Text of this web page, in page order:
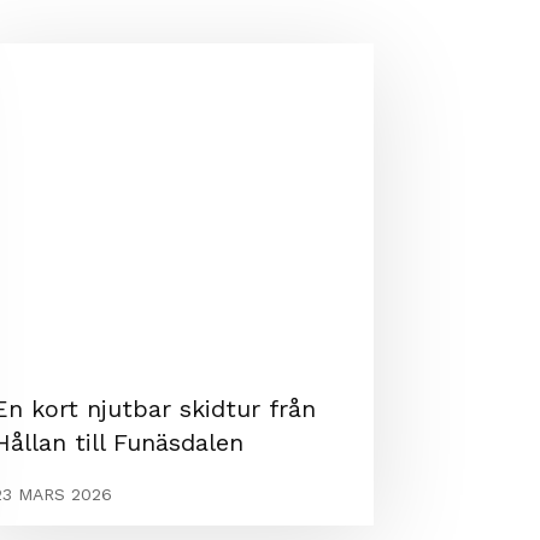
kort njutbar skidtur från
till Funäsdalen
MARS 2026